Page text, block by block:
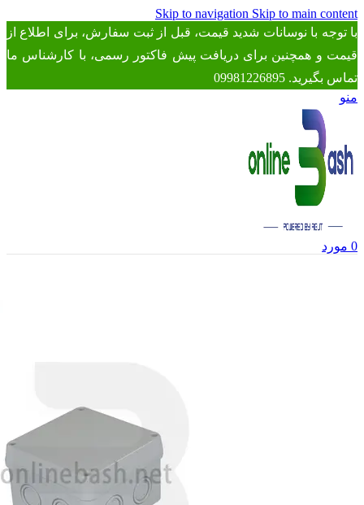
Skip to navigation Skip to main content
با توجه با نوسانات شدید قیمت، قبل از ثبت سفارش، برای اطلاع از
قیمت و همچنین برای دریافت پیش فاکتور رسمی، با کارشناس ما
تماس بگیرید. 09981226895
منو
0 مورد